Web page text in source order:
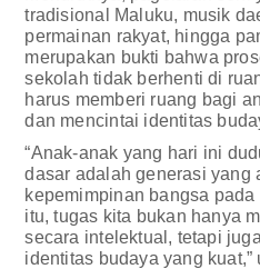
tradisional Maluku, musik
permainan rakyat, hingga
merupakan bukti bahwa
sekolah tidak berhenti di
harus memberi ruang bagi
dan mencintai identitas
“Anak-anak yang hari ini
dasar adalah generasi yang
kepemimpinan bangsa
itu, tugas kita bukan hanya
secara intelektual, tetapi
identitas budaya yang kuat,”